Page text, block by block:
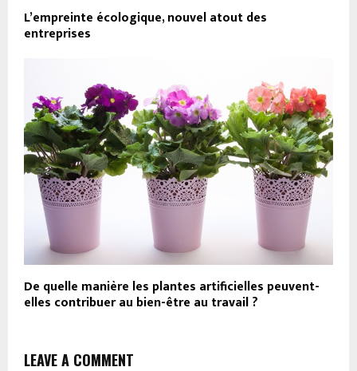
L’empreinte écologique, nouvel atout des
entreprises
De quelle manière les plantes artificielles peuvent-
elles contribuer au bien-être au travail ?
LEAVE A COMMENT